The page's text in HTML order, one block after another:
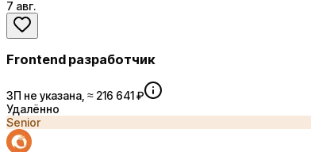
7 авг.
Frontend разработчик
ЗП не указана, ≈ 216 641 ₽
Удалённо
Senior